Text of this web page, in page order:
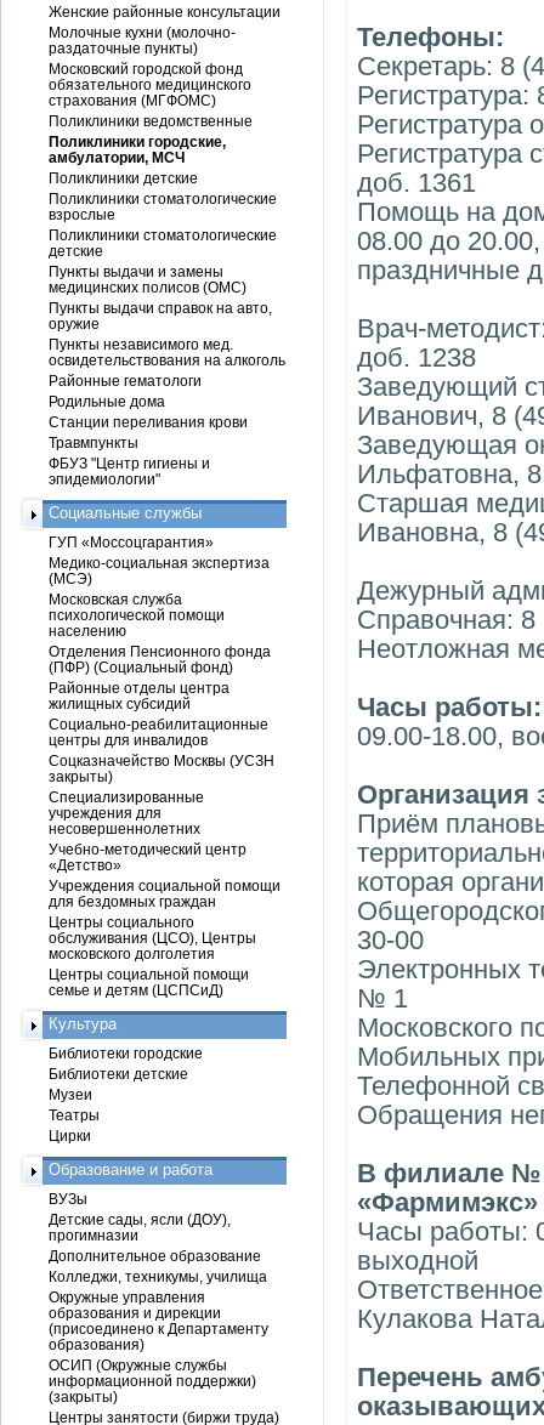
Телефоны:
Секретарь: 8
Регистратура
Регистратура
доб. 1361
Помощь на
08.00 до
праздничные
Врач-
доб. 1238
Заведующий
Иванович, 8
Заведующая
Ильфатовна,
Старшая
Ивановна, 8
Дежурный
Справочная: 8
Неотложная
Часы
09.00-18.00,
Организация
Приём
которая
30-00
Электронных
№ 1
Московского
Мобильных
Телефонной
Обращения
В филиале №
«Фармимэкс»
Часы работы:
выходной
Кулакова
Перечень
Женские районные консультации
Молочные кухни (молочно-
раздаточные пункты)
Московский городской фонд
обязательного медицинского
страхования (МГФОМС)
Поликлиники ведомственные
Поликлиники городские,
амбулатории, МСЧ
Поликлиники детские
Поликлиники стоматологические
взрослые
Поликлиники стоматологические
детские
Пункты выдачи и замены
медицинских полисов (ОМС)
Пункты выдачи справок на авто,
оружие
Пункты независимого мед.
освидетельствования на алкоголь
Районные гематологи
Родильные дома
Станции переливания крови
Травмпункты
ФБУЗ "Центр гигиены и
эпидемиологии"
Социальные службы
ГУП «Моссоцгарантия»
Медико-социальная экспертиза
(МСЭ)
Московская служба
психологической помощи
населению
Отделения Пенсионного фонда
(ПФР) (Социальный фонд)
Районные отделы центра
жилищных субсидий
Социально-реабилитационные
центры для инвалидов
Соцказначейство Москвы (УСЗН
закрыты)
Специализированные
учреждения для
несовершеннолетних
Учебно-методический центр
«Детство»
Учреждения социальной помощи
для бездомных граждан
Центры социального
обслуживания (ЦСО), Центры
московского долголетия
Центры социальной помощи
семье и детям (ЦСПСиД)
Культура
Библиотеки городские
Библиотеки детские
Музеи
Театры
Цирки
Образование и работа
ВУЗы
Детские сады, ясли (ДОУ),
прогимназии
Дополнительное образование
Колледжи, техникумы, училища
Окружные управления
образования и дирекции
(присоединено к Департаменту
образования)
ОСИП (Окружные службы
информационной поддержки)
(закрыты)
Центры занятости (биржи труда)